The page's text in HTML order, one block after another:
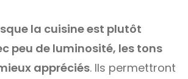
la cuisine est plutôt
peu de luminosité, les tons
appréciés. Ils permettront